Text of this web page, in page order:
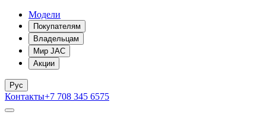
Модели
Покупателям
Владельцам
Мир JAC
Акции
Рус
Контакты+7 708 345 6575